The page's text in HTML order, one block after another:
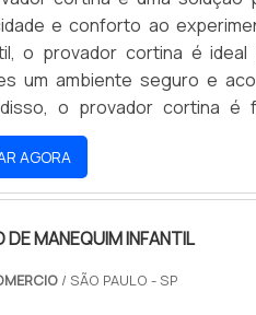
e conforto ao
o provador cortina é
um ambiente seguro e
o provador cortina
de compra ainda mais
AGORA
DE MANEQUIM INFANTIL
/ SÃO PAULO - SP